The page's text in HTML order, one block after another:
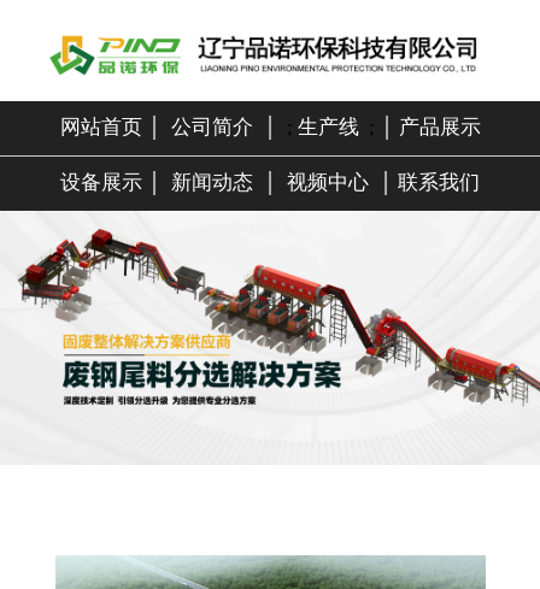
网站首页 公司简介 ; 生产线; 产品展示
设备展示 新闻动态 视频中心 联系我们